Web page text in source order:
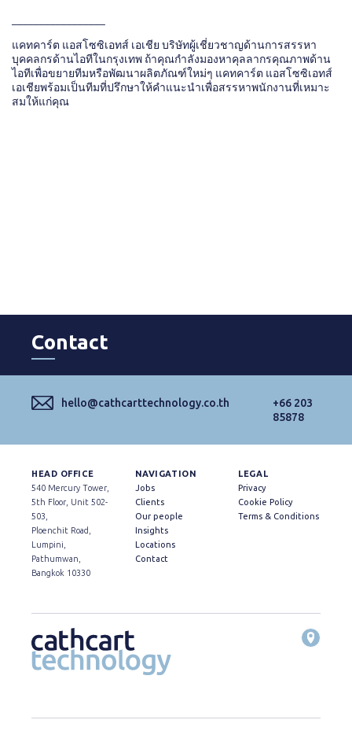
แคทคาร์ต แอสโซซิเอทส์ เอเชีย บริษัทผู้เชี่ยวชาญด้านการสรรหา
บุคคลกรด้านไอทีในกรุงเทพ ถ้าคุณกำลังมองหาคุลลากรคุณภาพด้าน
ไอทีเพื่อขยายทีมหรือพัฒนาผลิตภัณฑ์ใหม่ๆ แคทคาร์ต แอสโซซิเอทส์
เอเชียพร้อมเป็นทีมที่ปรึกษาให้คำแนะนำเพื่อสรรหาพนักงานที่เหมาะ
สมให้แก่คุณ​
Contact
hello@cathcarttechnology.co.th
+66 203
85878
HEAD OFFICE
540 Mercury Tower,
5th Floor, Unit 502-
503,
Ploenchit Road,
Lumpini,
Pathumwan,
Bangkok 10330
NAVIGATION
Jobs
Clients
Our people
Insights
Locations
Contact
LEGAL
Privacy
Cookie Policy
Terms & Conditions